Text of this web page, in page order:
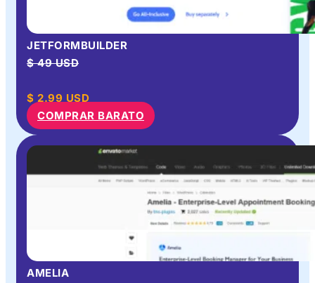
JETFORMBUILDER
$ 49 USD
$ 2.99 USD
COMPRAR BARATO
AMELIA